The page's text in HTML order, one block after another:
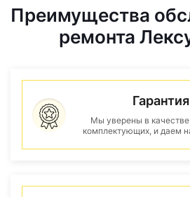
Преимущества
ремонта
Мы уверены в
комплектующих, и даем